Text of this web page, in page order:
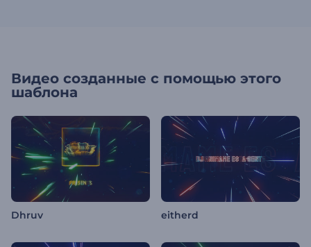
Видео созданные с помощью этого
шаблона
Dhruv eitherd